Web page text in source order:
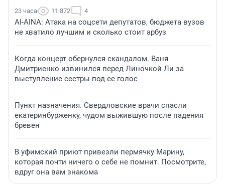
23 часа 11 872 4
AI-AINA: Атака на соцсети депутатов, бюджета вузов
не хватило лучшим и сколько стоит арбуз
Когда концерт обернулся скандалом. Ваня
Дмитриенко извинился перед Линочкой Ли за
выступление сестры под ее голос
Пункт назначения. Свердловские врачи спасли
екатеринбурженку, чудом выжившую после падения
бревен
В уфимский приют привезли пермячку Марину,
которая почти ничего о себе не помнит. Посмотрите,
вдруг она вам знакома